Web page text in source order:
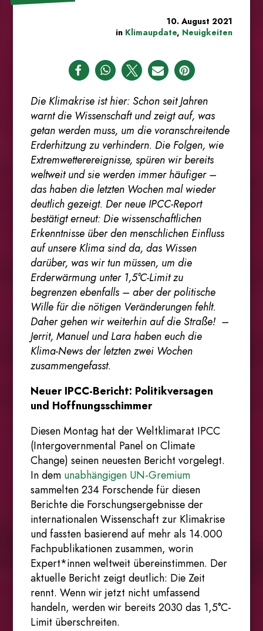
10. August 2021
in Klimaupdate, Neuigkeiten
Die Klimakrise ist hier: Schon seit Jahren
warnt die Wissenschaft und zeigt auf, was
getan werden muss, um die voranschreitende
Erderhitzung zu verhindern. Die Folgen, wie
Extremwetterereignisse, spüren wir bereits
weltweit und sie werden immer häufiger –
das haben die letzten Wochen mal wieder
deutlich gezeigt. Der neue IPCC-Report
bestätigt erneut: Die wissenschaftlichen
Erkenntnisse über den menschlichen Einfluss
auf unsere Klima sind da, das Wissen
darüber, was wir tun müssen, um die
Erderwärmung unter 1,5°C-Limit zu
begrenzen ebenfalls – aber der politische
Wille für die nötigen Veränderungen fehlt.
Daher gehen wir weiterhin auf die Straße! –
Jerrit, Manuel und Lara haben euch die
Klima-News der letzten zwei Wochen
zusammengefasst.
Neuer IPCC-Bericht: Politikversagen
und Hoffnungsschimmer
Diesen Montag hat der Weltklimarat IPCC
(Intergovernmental Panel on Climate
Change) seinen neuesten Bericht vorgelegt.
In dem unabhängigen UN-Gremium
sammelten 234 Forschende für diesen
Berichte die Forschungsergebnisse der
internationalen Wissenschaft zur Klimakrise
und fassten basierend auf mehr als 14.000
Fachpublikationen zusammen, worin
Expert*innen weltweit übereinstimmen. Der
aktuelle Bericht zeigt deutlich: Die Zeit
rennt. Wenn wir jetzt nicht umfassend
handeln, werden wir bereits 2030 das 1,5°C-
Limit überschreiten.